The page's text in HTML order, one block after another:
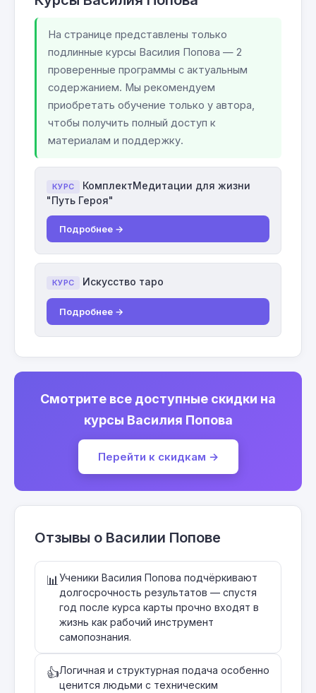
На странице представлены только
подлинные курсы Василия Попова — 2
проверенные программы с актуальным
содержанием. Мы рекомендуем
приобретать обучение только у автора,
чтобы получить полный доступ к
материалам и поддержку.
КУРС
КомплектМедитации для жизни
"Путь Героя"
Подробнее →
КУРС Искусство таро
Подробнее →
Смотрите все доступные скидки на
курсы Василия Попова
Перейти к скидкам →
Отзывы о Василии Попове
📊 Ученики Василия Попова подчёркивают
долгосрочность результатов — спустя
год после курса карты прочно входят в
жизнь как рабочий инструмент
самопознания.
👍Логичная и структурная подача особенно
ценится людьми с техническим